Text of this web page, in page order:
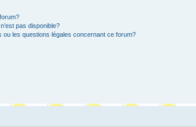
pas disponible?
ou les questions légales concernant ce forum?